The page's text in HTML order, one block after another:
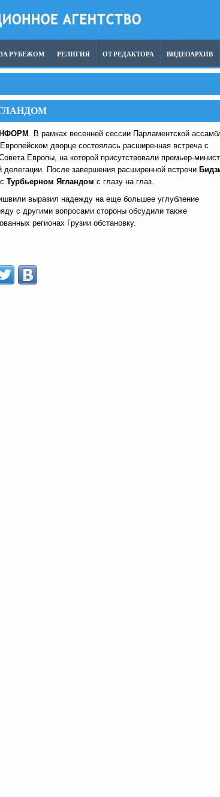
ЗА РУБЕЖОМ РЕЛИГИЯ ОТ РЕДАКТОРА ВИДЕОАРХИВ
. В рамках весенней сессии Парламентской
дворце состоялась расширенная встреча с
Европы, на которой присутствовали премьер-
делегации. После завершения расширенной встречи
Турбьерном Ягландом с глазу на глаз.
выразил надежду на еще большее углубление
с другими вопросами стороны обсудили также
регионах Грузии обстановку.